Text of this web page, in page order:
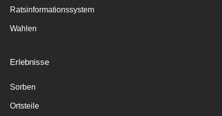
Ratsinformationssystem
Wahlen
Erlebnisse
Sorben
Ortsteile